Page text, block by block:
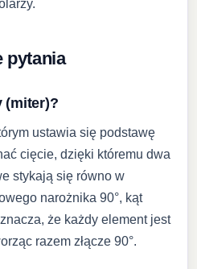
pytania
(miter)?
ustawia się podstawę
cięcie, dzięki któremu dwa
stykają się równo w
narożnika 90°, kąt
że każdy element jest
razem złącze 90°.